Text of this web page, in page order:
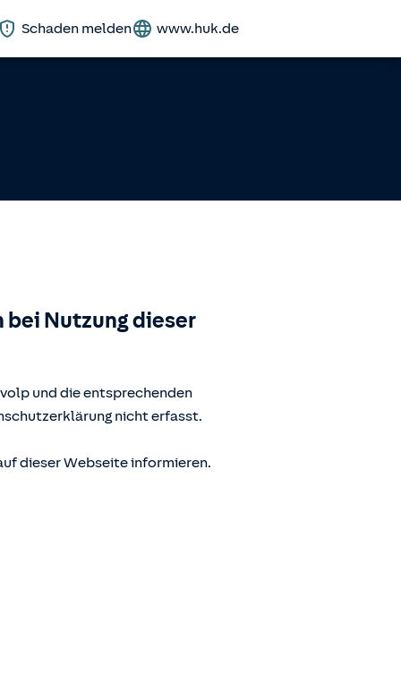
Schaden melden www.huk.de
Nutzung dieser
und die entsprechenden
nicht erfasst.
dieser Webseite informieren.